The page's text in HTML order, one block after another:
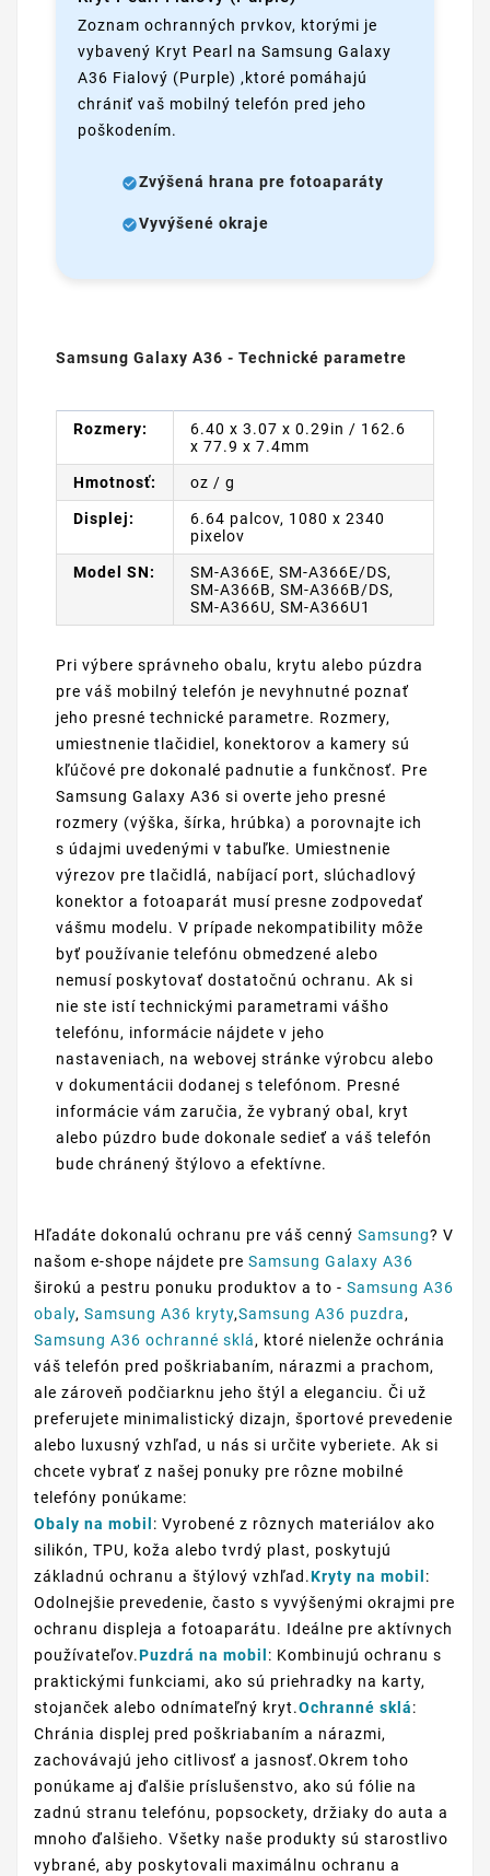
Zoznam ochranných prvkov, ktorými je
vybavený Kryt Pearl na Samsung Galaxy
A36 Fialový (Purple) ,ktoré pomáhajú
chrániť vaš mobilný telefón pred jeho
poškodením.
Zvýšená hrana pre fotoaparáty
Vyvýšené okraje
Samsung Galaxy A36 - Technické parametre
Rozmery:
6.40 x 3.07 x 0.29in / 162.6
x 77.9 x 7.4mm
Hmotnosť: oz / g
Displej:
6.64 palcov, 1080 x 2340
pixelov
Model SN:
SM-A366E, SM-A366E/DS,
SM-A366B, SM-A366B/DS,
SM-A366U, SM-A366U1
Pri výbere správneho obalu, krytu alebo púzdra
pre váš mobilný telefón je nevyhnutné poznať
jeho presné technické parametre. Rozmery,
umiestnenie tlačidiel, konektorov a kamery sú
kľúčové pre dokonalé padnutie a funkčnosť. Pre
Samsung Galaxy A36 si overte jeho presné
rozmery (výška, šírka, hrúbka) a porovnajte ich
s údajmi uvedenými v tabuľke. Umiestnenie
výrezov pre tlačidlá, nabíjací port, slúchadlový
konektor a fotoaparát musí presne zodpovedať
vášmu modelu. V prípade nekompatibility môže
byť používanie telefónu obmedzené alebo
nemusí poskytovať dostatočnú ochranu. Ak si
nie ste istí technickými parametrami vášho
telefónu, informácie nájdete v jeho
nastaveniach, na webovej stránke výrobcu alebo
v dokumentácii dodanej s telefónom. Presné
informácie vám zaručia, že vybraný obal, kryt
alebo púzdro bude dokonale sedieť a váš telefón
bude chránený štýlovo a efektívne.
Hľadáte dokonalú ochranu pre váš cenný Samsung? V
našom e-shope nájdete pre Samsung Galaxy A36
širokú a pestru ponuku produktov a to - Samsung A36
obaly, Samsung A36 kryty,Samsung A36 puzdra,
Samsung A36 ochranné sklá, ktoré nielenže ochránia
váš telefón pred poškriabaním, nárazmi a prachom,
ale zároveň podčiarknu jeho štýl a eleganciu. Či už
preferujete minimalistický dizajn, športové prevedenie
alebo luxusný vzhľad, u nás si určite vyberiete. Ak si
chcete vybrať z našej ponuky pre rôzne mobilné
telefóny ponúkame:
Obaly na mobil : Vyrobené z rôznych materiálov ako
silikón, TPU, koža alebo tvrdý plast, poskytujú
základnú ochranu a štýlový vzhľad.Kryty na mobil :
Odolnejšie prevedenie, často s vyvýšenými okrajmi pre
ochranu displeja a fotoaparátu. Ideálne pre aktívnych
používateľov.Puzdrá na mobil : Kombinujú ochranu s
praktickými funkciami, ako sú priehradky na karty,
stojanček alebo odnímateľný kryt.Ochranné sklá:
Chránia displej pred poškriabaním a nárazmi,
zachovávajú jeho citlivosť a jasnosť.Okrem toho
ponúkame aj ďalšie príslušenstvo, ako sú fólie na
zadnú stranu telefónu, popsockety, držiaky do auta a
mnoho ďalšieho. Všetky naše produkty sú starostlivo
vybrané, aby poskytovali maximálnu ochranu a